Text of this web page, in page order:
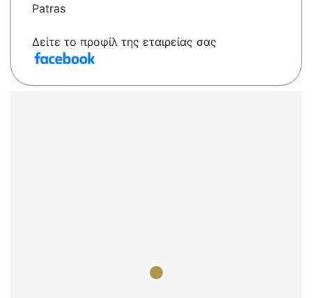
Patras
Δείτε το προφίλ της εταιρείας σας